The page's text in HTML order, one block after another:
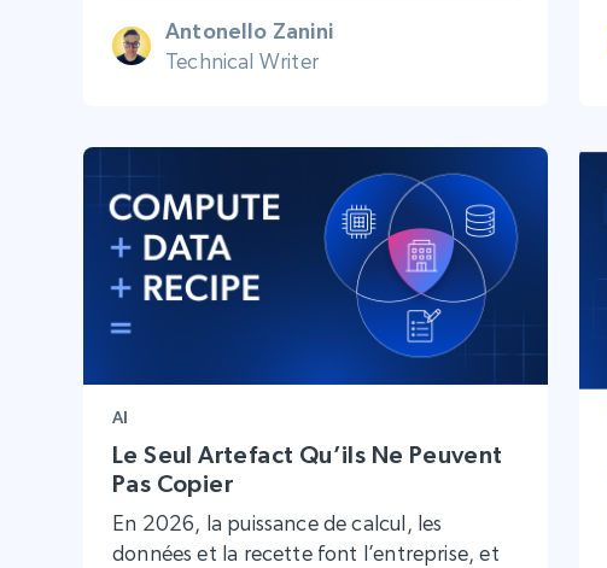
Antonello Zanini
Technical Writer
AI
Le Seul Artefact Qu’ils Ne Peuvent
Pas Copier
En 2026, la puissance de calcul, les
données et la recette font l’entreprise, et